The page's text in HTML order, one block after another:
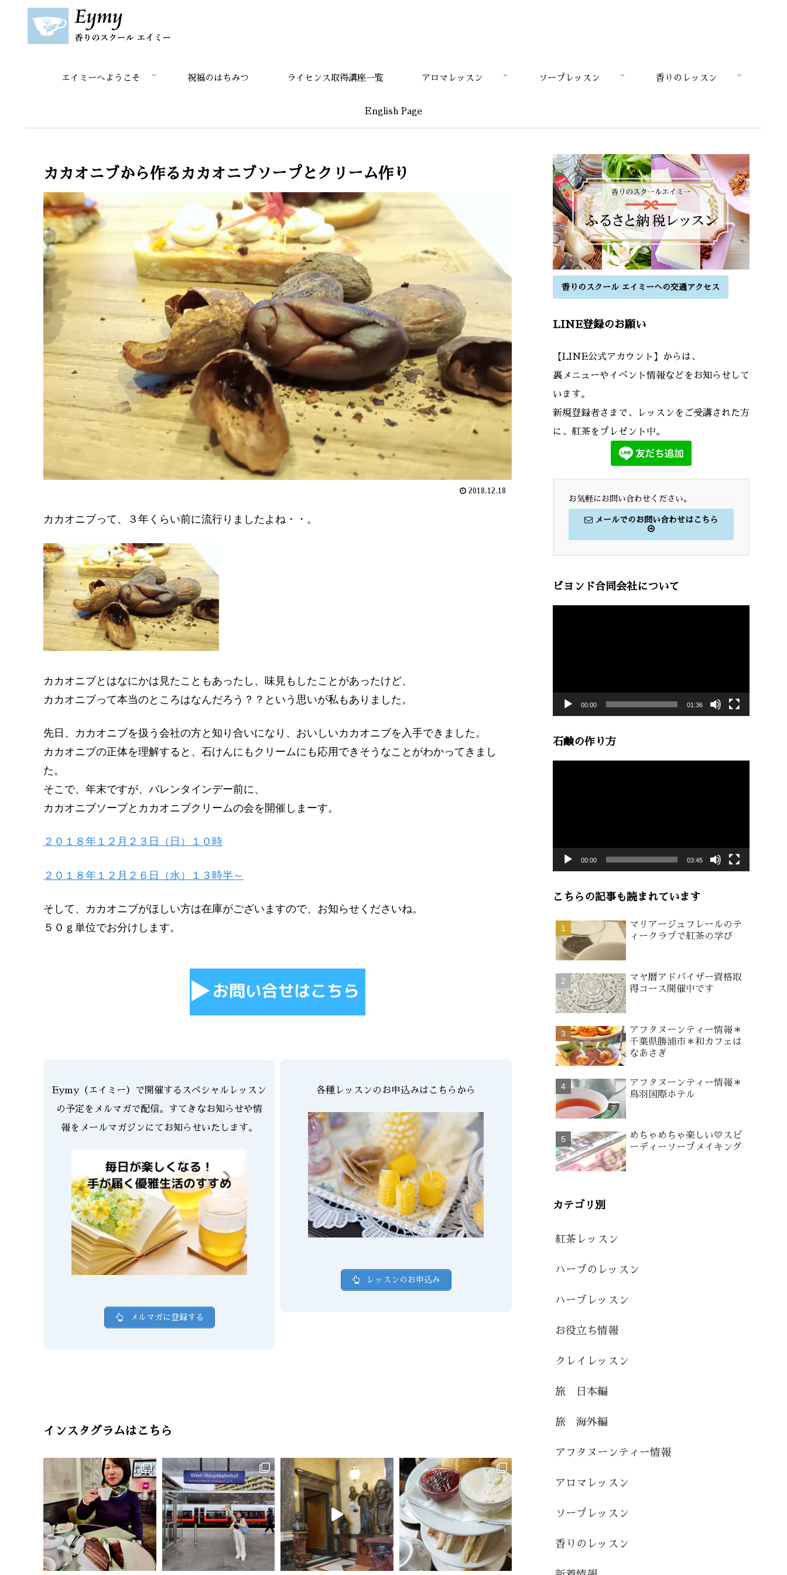
エイミーへようこそ 祝福のはちみつ ライセンス取得講座一覧 アロマレッスン ソープレッスン 香りのレッスン
English Page
カカオニブから作るカカオニブソープとクリーム作り
2018.12.18
カカオニブって、３年くらい前に流行りましたよね・・。
カカオニブとはなにかは見たこともあったし、味見もしたことがあったけど、
カカオニブって本当のところはなんだろう？？という思いが私もありました。
先日、カカオニブを扱う会社の方と知り合いになり、おいしいカカオニブを入手できました。
カカオニブの正体を理解すると、石けんにもクリームにも応用できそうなことがわかってきまし
た。
そこで、年末ですが、バレンタインデー前に、
カカオニブソープとカカオニブクリームの会を開催しまーす。
２０１８年１２月２３日（日）１０時
２０１８年１２月２６日（水）１３時半～
そして、カカオニブがほしい方は在庫がございますので、お知らせくださいね。
５０ｇ単位でお分けします。
Eymy（エイミー）で開催するスペシャルレッスン
の予定をメルマガで配信。すてきなお知らせや情
報をメールマガジンにてお知らせいたします。
メルマガに登録する
各種レッスンのお申込みはこちらから
レッスンのお申込み
インスタグラムはこちら
香りのスクール エイミーへの交通アクセス
LINE登録のお願い
【LINE公式アカウント】からは、
裏メニューやイベント情報などをお知らせして
います。
新規登録者さまで、レッスンをご受講された方
に、紅茶をプレゼント中。
お気軽にお問い合わせください。
メールでのお問い合わせはこちら
ビヨンド合同会社について
00:00 01:36
石鹸の作り方
00:00 03:45
こちらの記事も読まれています
マリアージュフレールのテ
ィークラブで紅茶の学び
マヤ暦アドバイザー資格取
得コース開催中です
アフタヌーンティー情報＊
千葉県勝浦市＊和カフェは
なあさぎ
アフタヌーンティー情報＊
鳥羽国際ホテル
めちゃめちゃ楽しい💛スピ
ーディーソープメイキング
カテゴリ別
紅茶レッスン
ハーブのレッスン
ハーブレッスン
お役立ち情報
クレイレッスン
旅 日本編
旅 海外編
アフタヌーンティー情報
アロマレッスン
ソープレッスン
香りのレッスン